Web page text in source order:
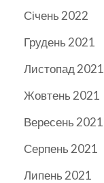
Січень 2022
Грудень 2021
Листопад 2021
Жовтень 2021
Вересень 2021
Серпень 2021
Липень 2021